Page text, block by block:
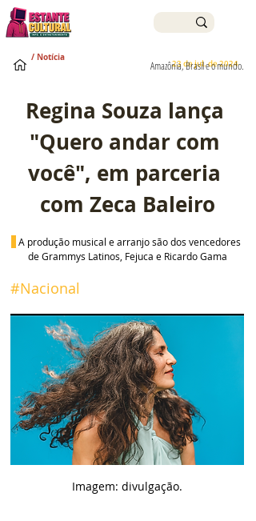
23 de jul. de 2024
Amazônia, Brasil e o mundo.
/ Notícia
Regina Souza lança
"Quero andar com
você", em parceria
com Zeca Baleiro
A produção musical e arranjo são dos vencedores
de Grammys Latinos, Fejuca e Ricardo Gama
#Nacional
Imagem: divulgação.